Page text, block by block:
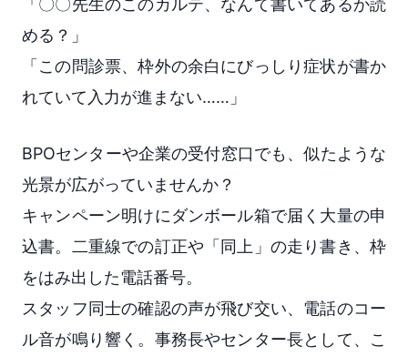
「〇〇先生のこのカルテ、なんて書いてあるか読
める？」
「この問診票、枠外の余白にびっしり症状が書か
れていて入力が進まない……」
BPOセンターや企業の受付窓口でも、似たような
光景が広がっていませんか？
キャンペーン明けにダンボール箱で届く大量の申
込書。二重線での訂正や「同上」の走り書き、枠
をはみ出した電話番号。
スタッフ同士の確認の声が飛び交い、電話のコー
ル音が鳴り響く。事務長やセンター長として、こ